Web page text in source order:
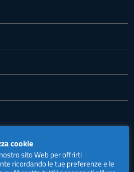
cookie
sito Web per offrirti
ricordando le tue preferenze e le